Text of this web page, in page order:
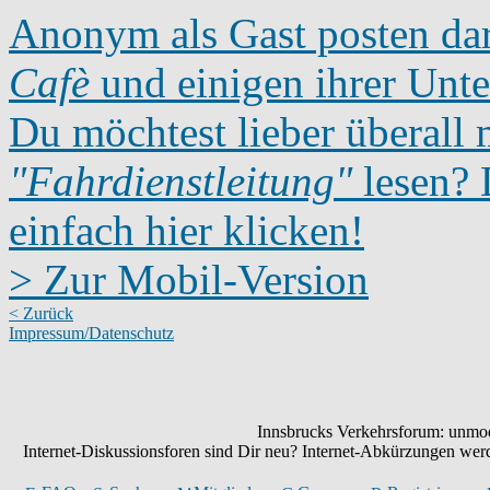
Anonym als Gast posten
Cafè und einigen ihrer
Du möchtest lieber überall
"Fahrdienstleitung"lesen?
einfach hier klicken!
> Zur Mobil-Version
< Zurück
Impressum/Datenschutz
Innsbrucks Verkehrsforum:
Internet-Diskussionsforen sind Dir neu? Internet-Abkürzungen